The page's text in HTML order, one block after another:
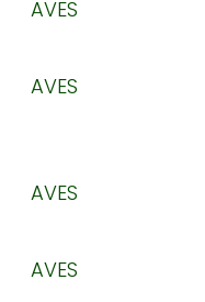
AVES
AVES
AVES
AVES